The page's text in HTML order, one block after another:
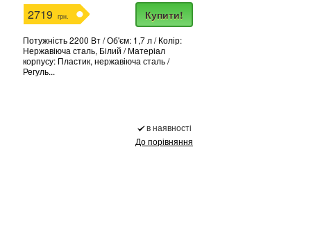
2719 грн. Купити!
Потужність 2200 Вт / Об'єм: 1,7 л / Колір:
Нержавіюча сталь, Білий / Матеріал
корпусу: Пластик, нержавіюча сталь /
Регуль...
в наявності
До порівняння